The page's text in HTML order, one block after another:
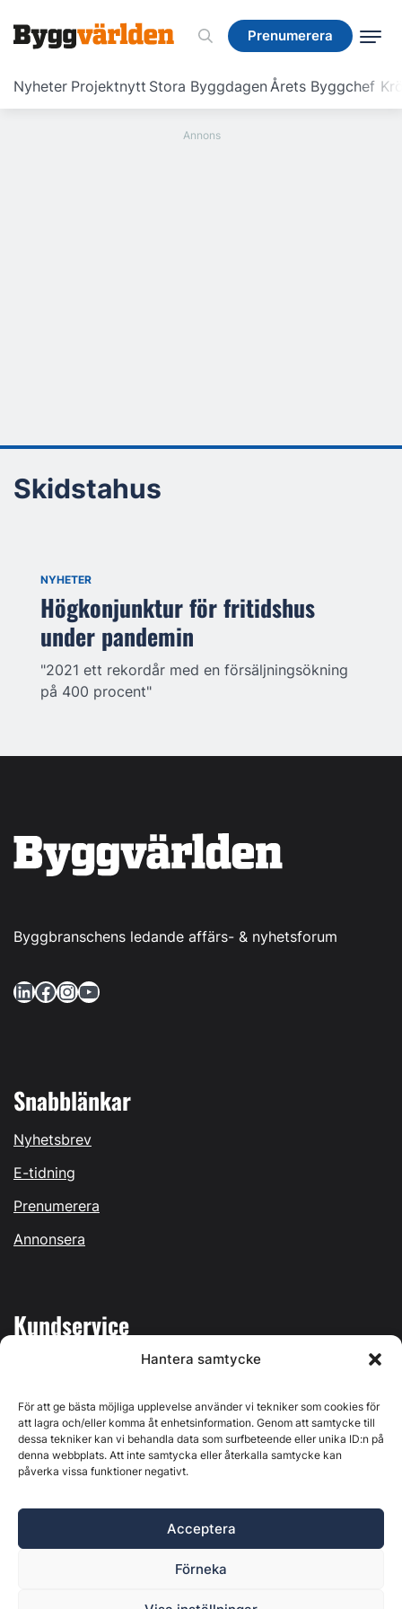
Hantera samtycke
För att ge bästa möjliga upplevelse använder vi tekniker som cookies för
att lagra och/eller komma åt enhetsinformation. Genom att samtycke till
dessa tekniker kan vi behandla data som surfbeteende eller unika ID:n på
denna webbplats. Att inte samtycka eller återkalla samtycke kan
påverka vissa funktioner negativt.
Acceptera
Förneka
Prenumerera
Nyheter Projektnytt Stora ByggdagenÅrets Byggchef
Prenumerera
Skidstahus
NYHETER
Högkonjunktur för fritidshus
under pandemin
"2021 ett rekordår med en försäljningsökning
på 400 procent"
Byggbranschens ledande affärs- & nyhetsforum
LinkedIn Facebook InstagramYouTube
Snabblänkar
Nyhetsbrev
E-tidning
Prenumerera
Annonsera
Kundservice
Kontakta oss
Östernäsvägen 1, 827 32 Ljusdal, org.nr: 556625-6425 -
Ansvarig utgivare: Henrik Ekberg. Innehållet på denna
webbplats är upphovsrättsligt skyddat. Ange källa vid citering.
Byggvärlden är en del avMarknadsdatagruppen
Policy för datahantering, integritet och cookies